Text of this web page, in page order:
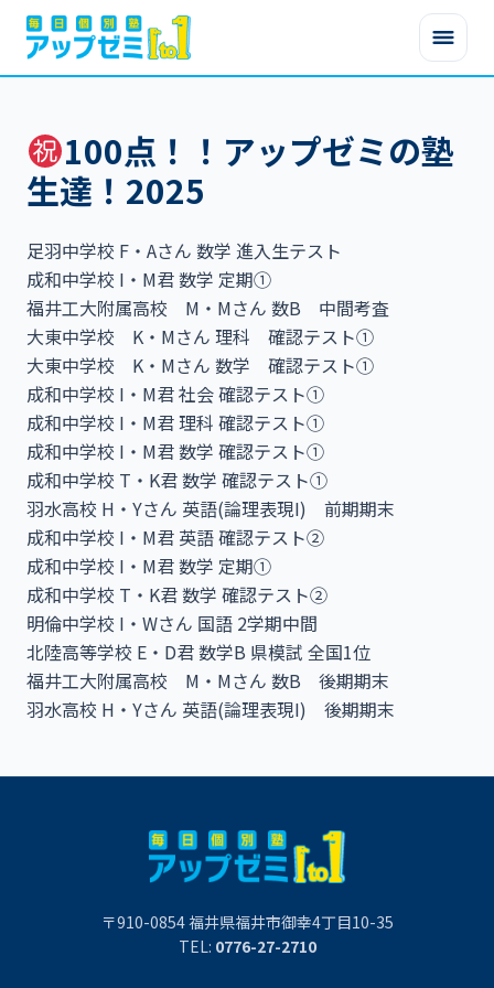
100点！！アップゼミの塾
生達！2025
足羽中学校 F・Aさん 数学 進入生テスト
成和中学校 I・M君 数学 定期①
福井工大附属高校 M・Mさん 数B 中間考査
大東中学校 K・Mさん 理科 確認テスト①
大東中学校 K・Mさん 数学 確認テスト①
成和中学校 I・M君 社会 確認テスト①
成和中学校 I・M君 理科 確認テスト①
成和中学校 I・M君 数学 確認テスト①
成和中学校 T・K君 数学 確認テスト①
羽水高校 H・Yさん 英語(論理表現I) 前期期末
成和中学校 I・M君 英語 確認テスト②
成和中学校 I・M君 数学 定期①
成和中学校 T・K君 数学 確認テスト②
明倫中学校 I・Wさん 国語 2学期中間
北陸高等学校 E・D君 数学B 県模試 全国1位
福井工大附属高校 M・Mさん 数B 後期期末
羽水高校 H・Yさん 英語(論理表現I) 後期期末
〒910-0854 福井県福井市御幸4丁目10-35
TEL: 0776-27-2710